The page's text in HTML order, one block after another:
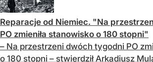
Reparacje od Niemiec. "Na
PO zmieniła stanowisko o 180 stopni"
– Na przestrzeni dwóch tygodni PO
o 180 stopni – stwierdził Arkadiusz